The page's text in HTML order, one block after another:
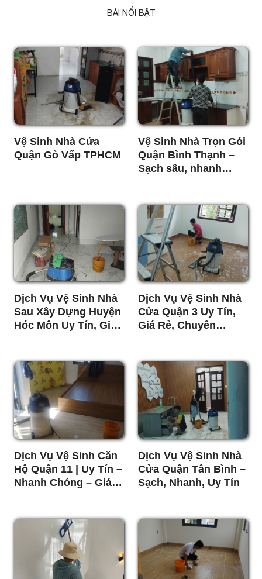
BÀI NỔI BẬT
Vệ Sinh Nhà Cửa
Quận Gò Vấp TPHCM
Vệ Sinh Nhà Trọn Gói
Quận Bình Thạnh –
Sạch sâu, nhanh
Dịch Vụ Vệ Sinh Nhà
Sau Xây Dựng Huyện
Hóc Môn Uy Tín, Giá
Dịch Vụ Vệ Sinh Nhà
Cửa Quận 3 Uy Tín,
Giá Rẻ, Chuyên
Dịch Vụ Vệ Sinh Căn
Hộ Quận 11 | Uy Tín –
Nhanh Chóng – Giá
Dịch Vụ Vệ Sinh Nhà
Cửa Quận Tân Bình –
Sạch, Nhanh, Uy Tín